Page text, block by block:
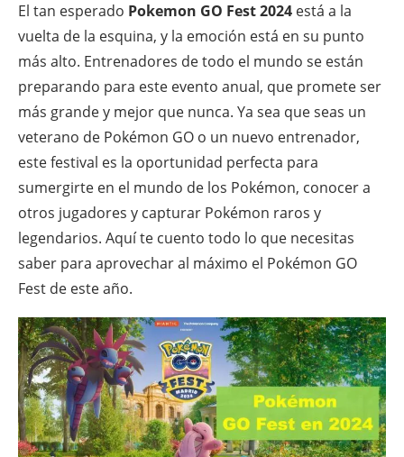
El tan esperado Pokemon GO Fest 2024 está a la
vuelta de la esquina, y la emoción está en su punto
más alto. Entrenadores de todo el mundo se están
preparando para este evento anual, que promete ser
más grande y mejor que nunca. Ya sea que seas un
veterano de Pokémon GO o un nuevo entrenador,
este festival es la oportunidad perfecta para
sumergirte en el mundo de los Pokémon, conocer a
otros jugadores y capturar Pokémon raros y
legendarios. Aquí te cuento todo lo que necesitas
saber para aprovechar al máximo el Pokémon GO
Fest de este año.